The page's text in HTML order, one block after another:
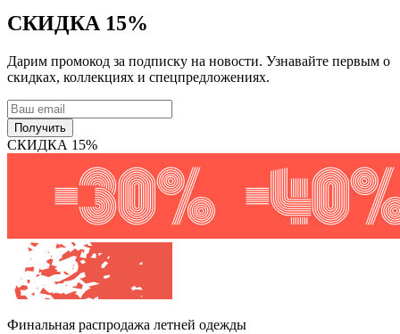
СКИДКА 15%
Дарим промокод за подписку на новости. Узнавайте первым о
скидках, коллекциях и спецпредложениях.
Получить
СКИДКА 15%
Финальная распродажа летней одежды